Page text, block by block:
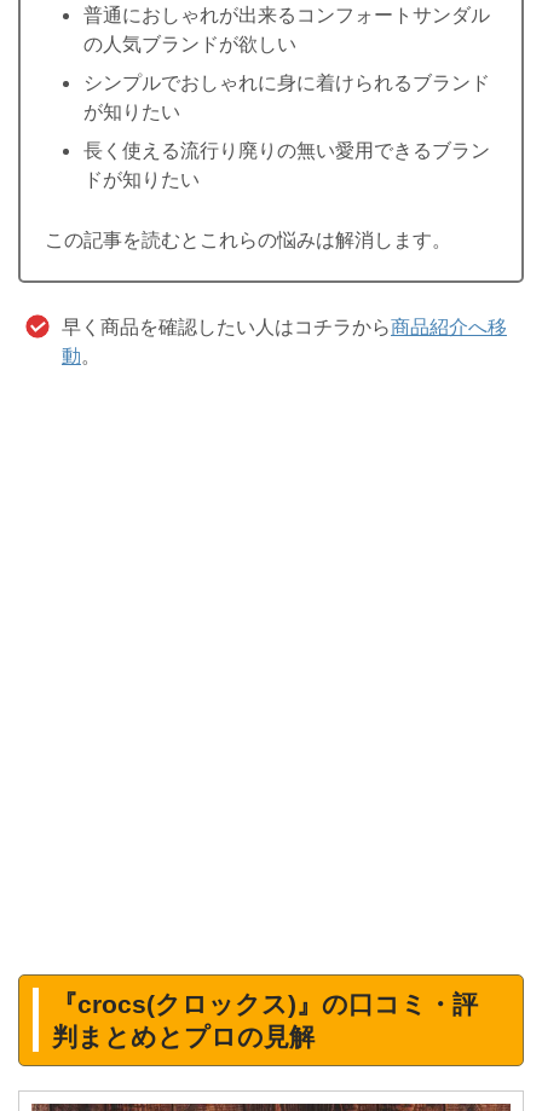
普通におしゃれが出来るコンフォートサンダル
の人気ブランドが欲しい
シンプルでおしゃれに身に着けられるブランド
が知りたい
長く使える流行り廃りの無い愛用できるブラン
ドが知りたい
この記事を読むとこれらの悩みは解消します。
早く商品を確認したい人はコチラから商品紹介へ移
動。
『crocs(クロックス)』の口コミ・評
判まとめとプロの見解